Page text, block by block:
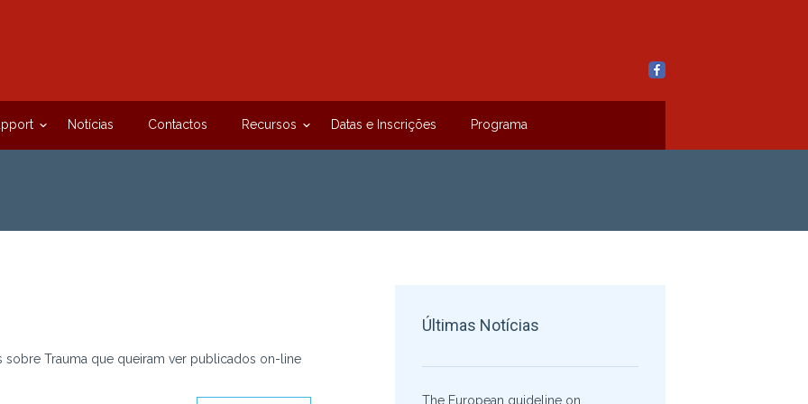
Notícias Contactos Recursos Datas e Inscrições Programa
Trauma que queiram ver publicados on-line
Últimas Notícias
The European guideline on